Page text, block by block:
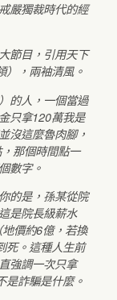
嚴獨裁時代的經
節目，引用天下
），兩袖清風。
的人，一個當過
只拿120萬我是
沒這麼魯肉腳，
那個時間點一
數字。
的是，孫某從院
是院長級薪水
地價約6億，若換
死。這種人生前
強調一次只拿
是詐騙是什麼。